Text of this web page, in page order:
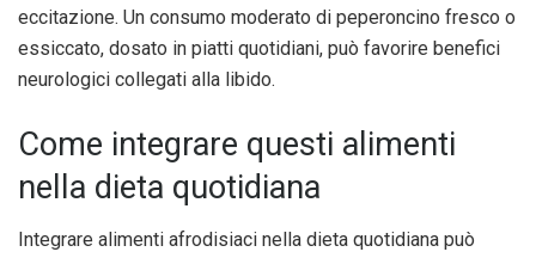
eccitazione. Un consumo moderato di peperoncino fresco o
essiccato, dosato in piatti quotidiani, può favorire benefici
neurologici collegati alla libido.
Come integrare questi alimenti
nella dieta quotidiana
Integrare alimenti afrodisiaci nella dieta quotidiana può